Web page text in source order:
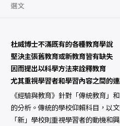
選文
杜威博士不滿既有的各種教育學說
堅決主張舊教育或新教育皆有缺失
因而提出以科學方法來詮釋教育
尤其重視學習者和學習內容之間的
《經驗與教育》針對「傳統教育」
的分析。傳統的學校仰賴科目，以
「新」學校則重視學習者的動機和